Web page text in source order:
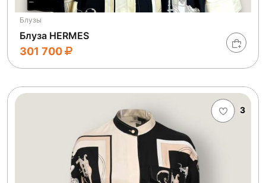
Блузы
Блуза HERMES
301 700
3